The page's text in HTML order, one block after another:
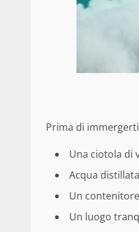
Prima di
Una ciotola di
Acqua distillata
Un
Un luogo